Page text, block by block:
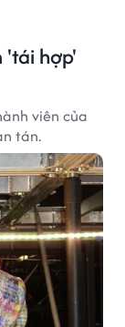
'tái hợp'
viên của
tán.